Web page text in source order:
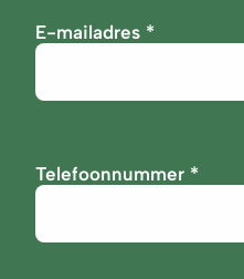
E-mailadres
Telefoonnummer